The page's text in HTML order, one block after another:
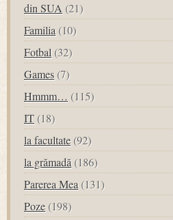
din SUA (21)
Familia (10)
Fotbal (32)
Games (7)
Hmmm… (115)
IT (18)
la facultate (92)
la grămadă (186)
Parerea Mea (131)
Poze (198)